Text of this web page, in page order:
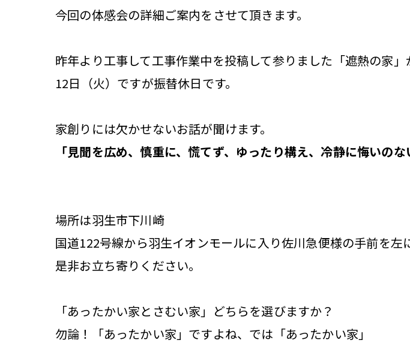
今回の体感会の詳細ご案内をさせて頂きます。
昨年より工事して工事作業中を投稿して参りました「遮熱の家
12日（火）ですが振替休日です。
家創りには欠かせないお話が聞けます。
「見聞を広め、慎重に、慌てず、ゆったり構え、冷静に悔いの
場所は羽生市下川崎
国道122号線から羽生イオンモールに入り佐川急便様の手前を左
是非お立ち寄りください。
「あったかい家とさむい家」どちらを選びますか？
勿論！「あったかい家」ですよね、では「あったかい家」